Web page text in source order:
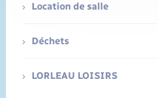
Location de salle
Déchets
LORLEAU LOISIRS